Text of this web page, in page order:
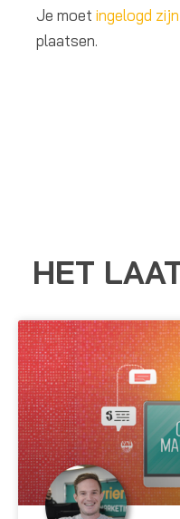
Je moet ingelogd
plaatsen.
HET